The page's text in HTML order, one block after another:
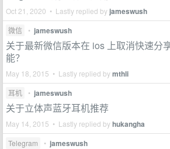
Oct 21, 2020 • Lastly replied by jameswush
微信 • jameswush
关于最新微信版本在 ios 上取消快速分
能？
May 18, 2015 • Lastly replied bymthli
耳机 • jameswush
关于立体声蓝牙耳机推荐
May 14, 2015 • Lastly replied byhukangha
Telegram • jameswush